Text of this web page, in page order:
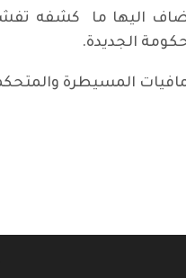
اليها ما كشفه
الجديدة.
المسيطرة